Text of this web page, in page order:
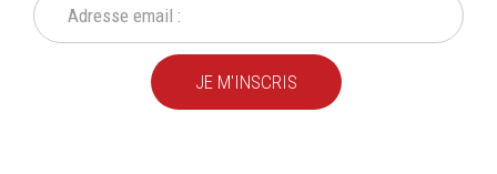
JE M'INSCRIS